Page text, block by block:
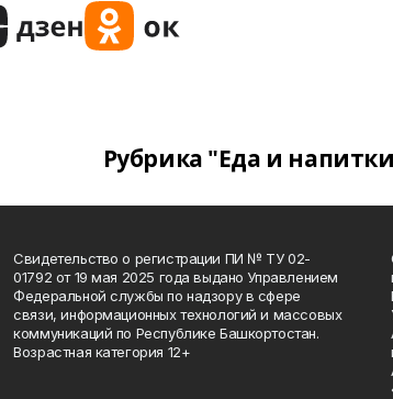
Рубрика "Еда и
Свидетельство о регистрации ПИ № ТУ 02-
01792 от 19 мая 2025 года выдано Управлением
Федеральной службы по надзору в сфере
связи, информационных технологий и массовых
коммуникаций по Республике Башкортостан.
Возрастная категория 12+